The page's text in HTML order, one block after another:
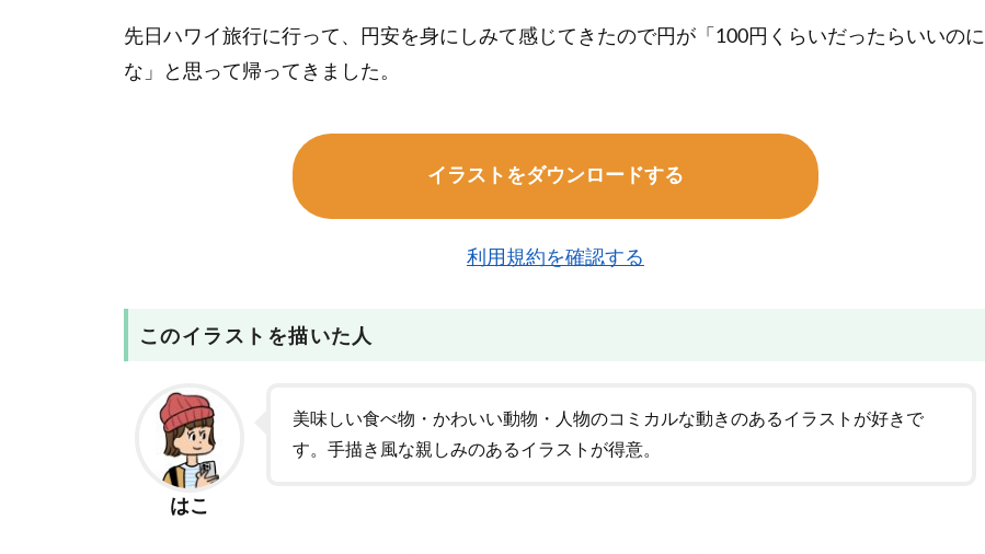
先日ハワイ旅行に行って、円安を身にしみて感じてきたので円が「100円くらいだったらいいのに
な」と思って帰ってきました。
イラストをダウンロードする
利用規約を確認する
このイラストを描いた人
はこ
美味しい食べ物・かわいい動物・人物のコミカルな動きのあるイラストが好きで
す。手描き風な親しみのあるイラストが得意。